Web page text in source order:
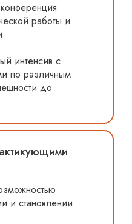
работы и
интенсив с
по различным
до
и становлении